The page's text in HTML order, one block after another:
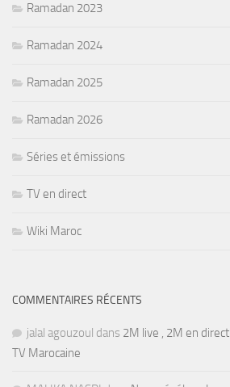
Ramadan 2023
Ramadan 2024
Ramadan 2025
Ramadan 2026
Séries et émissions
TV en direct
Wiki Maroc
COMMENTAIRES RÉCENTS
jalal agouzoul dans 2M live , 2M en
TV Marocaine